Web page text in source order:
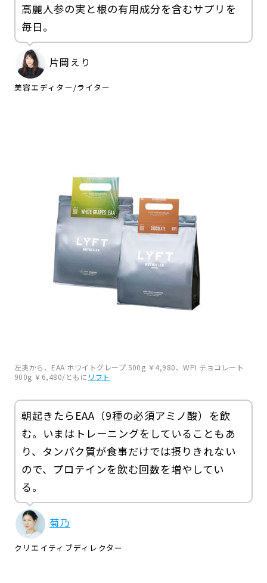
高麗人参の実と根の有用成分を含むサプリを
毎日。
片岡えり
美容エディター/ライター
左奥から、EAA ホワイトグレープ 500g ￥4,980、WPI チョコレート
900g ￥6,480/ともに リフト
朝起きたらEAA（9種の必須アミノ酸）を飲
む。いまはトレーニングをしていることもあ
り、タンパク質が食事だけでは摂りきれない
ので、プロテインを飲む回数を増やしてい
る。
菊乃
クリエイティブディレクター